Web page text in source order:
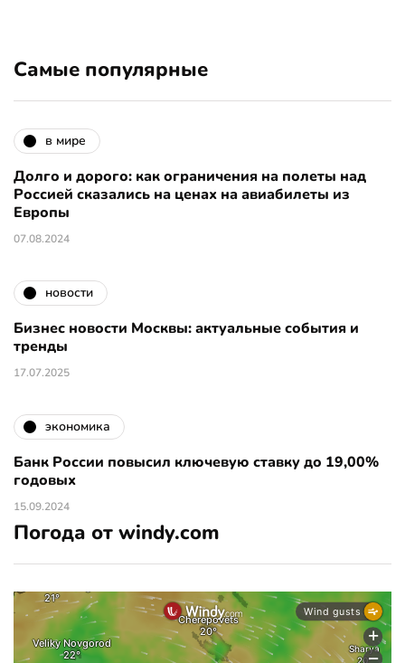
Самые популярные
в мире
Долго и дорого: как ограничения на полеты над
Россией сказались на ценах на авиабилеты из
Европы
07.08.2024
новости
Бизнес новости Москвы: актуальные события и
тренды
17.07.2025
экономика
Банк России повысил ключевую ставку до 19,00%
годовых
15.09.2024
Погода от windy.com